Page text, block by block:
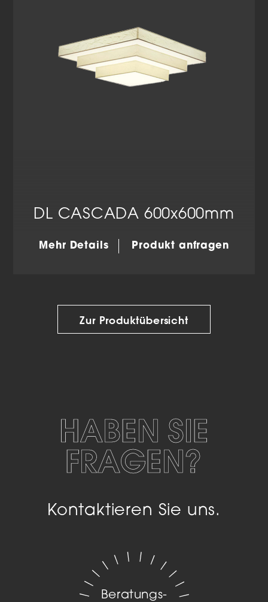
DL CASCADA 600x600mm
Mehr Details Produkt anfragen
Zur Produktübersicht
HABEN SIE
FRAGEN?
Kontaktieren Sie uns.
Beratungs­